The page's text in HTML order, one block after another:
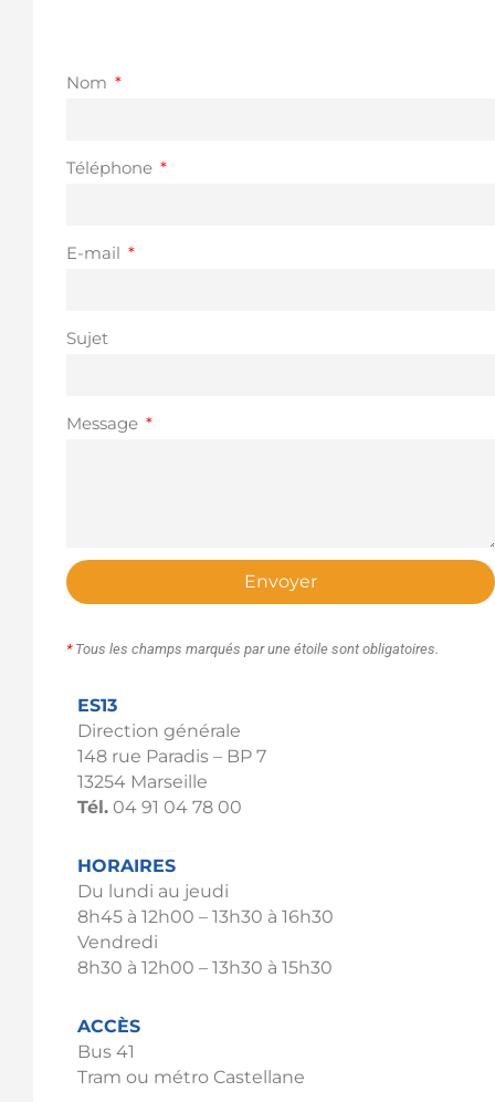
Nom
Téléphone
E-mail
Sujet
Message
Envoyer
*Tous les champs marqués par une étoile sont obligatoires.
ES13
Direction générale
148 rue Paradis – BP 7
13254 Marseille
Tél. 04 91 04 78 00
HORAIRES
Du lundi au jeudi
8h45 à 12h00 – 13h30 à 16h30
Vendredi
8h30 à 12h00 – 13h30 à 15h30
ACCÈS
Bus 41
Tram ou métro Castellane